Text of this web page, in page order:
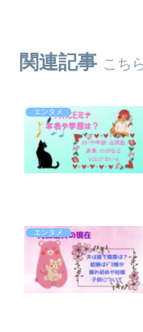
関連記事 こち
エンタメ
エンタメ